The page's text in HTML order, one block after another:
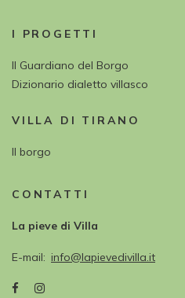
I PROGETTI
Il Guardiano del Borgo
Dizionario dialetto villasco
VILLA DI TIRANO
Il borgo
CONTATTI
La pieve di Villa
E-mail info@lapievedivilla.it